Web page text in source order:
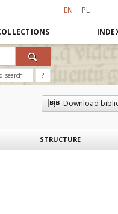
EN PL
search ?
Download
STRUCTURE